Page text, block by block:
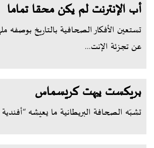
أب الإنترنت لم يكن محقا تماما
تستعين الأفكار الصحافية بالتاريخ بوصفه
عن تجزئة الإنت...
بريكست يبهت كريسماس
تشبّه الصحافة البريطانية ما يعيشه “أفندية